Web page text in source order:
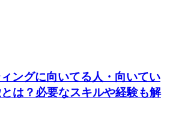
ングに向いてる人・向いてい
は？必要なスキルや経験も解